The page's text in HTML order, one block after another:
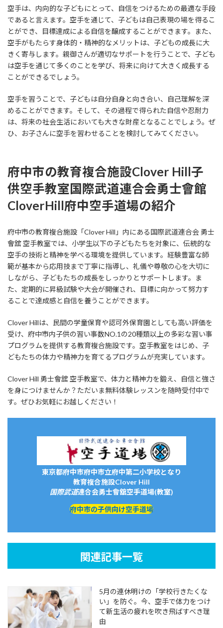
空手は、内向的な子どもにとって、自信をつけるための最適な手段
であると言えます。空手を通じて、子どもは自己表現の場を得るこ
とができ、目標達成による自信を醸成することができます。また、
空手がもたらす身体的・精神的なメリットは、子どもの成長に大
きく寄与します。親御さんが適切なサポートを行うことで、子ども
は空手を通じて多くのことを学び、将来に向けて大きく成長する
ことができるでしょう。
空手を習うことで、子どもは自分自身と向き合い、自己理解を深
めることができます。そして、その過程で得られた自信や忍耐力
は、将来の社会生活においても大きな財産となることでしょう。ぜ
ひ、お子さんに空手を習わせることを検討してみてください。
府中市の教育複合施設Clover Hill子
供空手教室国際武道連合会勇士會館
CloverHill府中空手道場の紹介
府中市の教育複合施設「Clover Hill」内にある国際武道連合会 勇士
會舘 空手教室では、小学生以下の子どもたちを対象に、伝統的な
空手の技術と精神を学べる環境を提供しています。経験豊富な師
範が基本から応用技まで丁寧に指導し、礼儀や尊敬の心を大切に
しながら、子どもたちの成長をしっかりとサポートします。ま
た、定期的に昇級試験や大会が開催され、目標に向かって努力す
ることで達成感と自信を養うことができます。
Clover Hillは、民間の学童保育や認可外保育園としても高い評価を
受け、府中市内子供の習い事数NO.1の20種類以上の多彩な習い事
プログラムを提供する教育複合施設です。空手教室をはじめ、子
どもたちの体力や精神力を育てるプログラムが充実しています。
Clover Hill 勇士會舘 空手教室で、体力と精神力を鍛え、自信と強さ
を身につけませんか？ただいま無料体験レッスンを随時受付中で
す。ぜひお気軽にお越しください！
東京都府中市府中市立府中第二小学校となり
教育複合施設Clover Hill
国際武道連合会勇士會舘空手道場(教室)
府中市の子供向け空手道場
関連記事一覧
5月の連休明けの「学校行きたくな
い」を防ぐ。今、空手で体力をつけ
て新生活の疲れを吹き飛ばすべき理
由